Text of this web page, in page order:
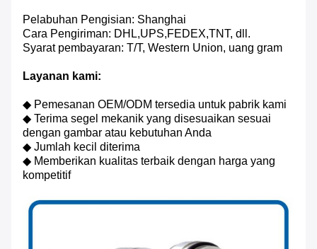
Pelabuhan Pengisian: Shanghai
Cara Pengiriman: DHL,UPS,FEDEX,TNT, dll.
Syarat pembayaran: T/T, Western Union, uang gram
Layanan kami:
◆ Pemesanan OEM/ODM tersedia untuk pabrik kami
◆ Terima segel mekanik yang disesuaikan sesuai
dengan gambar atau kebutuhan Anda
◆ Jumlah kecil diterima
◆ Memberikan kualitas terbaik dengan harga yang
kompetitif